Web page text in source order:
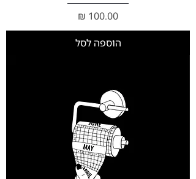
מחיר
הוספה לסל